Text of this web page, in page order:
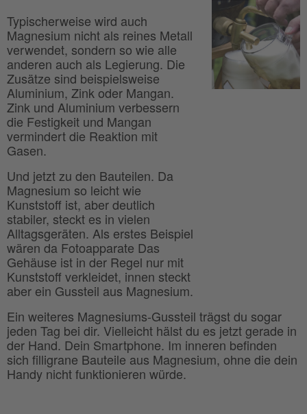
Typischerweise wird auch
Magnesium nicht als reines Metall
verwendet, sondern so wie alle
anderen auch als Legierung. Die
Zusätze sind beispielsweise
Aluminium, Zink oder Mangan.
Zink und Aluminium verbessern
die Festigkeit und Mangan
vermindert die Reaktion mit
Gasen.
Und jetzt zu den Bauteilen. Da
Magnesium so leicht wie
Kunststoff ist, aber deutlich
stabiler, steckt es in vielen
Alltagsgeräten. Als erstes Beispiel
wären da Fotoapparate Das
Gehäuse ist in der Regel nur mit
Kunststoff verkleidet, innen steckt
aber ein Gussteil aus Magnesium.
Ein weiteres Magnesiums-Gussteil trägst du sogar
jeden Tag bei dir. Vielleicht hälst du es jetzt gerade in
der Hand. Dein Smartphone. Im inneren befinden
sich filligrane Bauteile aus Magnesium, ohne die dein
Handy nicht funktionieren würde.